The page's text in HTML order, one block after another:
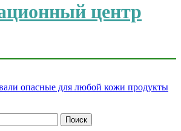
центр
опасные для любой кожи продукты